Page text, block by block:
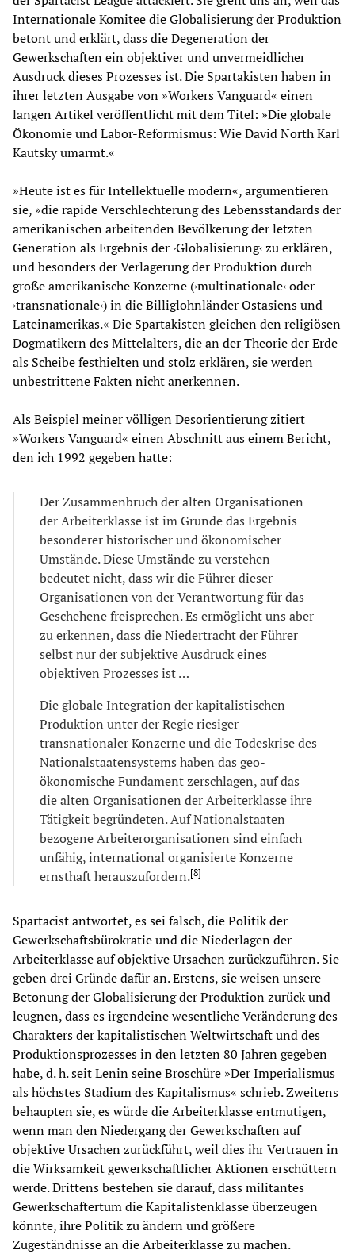
Internationale Komitee die Globalisierung der Produktion
betont und erklärt, dass die Degeneration der
Gewerkschaften ein objektiver und unvermeidlicher
Ausdruck dieses Prozesses ist. Die Spartakisten haben in
ihrer letzten Ausgabe von »Workers Vanguard« einen
langen Artikel veröffentlicht mit dem Titel: »Die globale
Ökonomie und Labor-Reformismus: Wie David North Karl
Kautsky umarmt.«
»Heute ist es für Intellektuelle modern«, argumentieren
sie, »die rapide Verschlechterung des Lebensstandards der
amerikanischen arbeitenden Bevölkerung der letzten
Generation als Ergebnis der ›Globalisierung‹ zu erklären,
und besonders der Verlagerung der Produktion durch
große amerikanische Konzerne (›multinationale‹ oder
›transnationale‹) in die Billiglohnländer Ostasiens und
Lateinamerikas.« Die Spartakisten gleichen den religiösen
Dogmatikern des Mittelalters, die an der Theorie der Erde
als Scheibe festhielten und stolz erklären, sie werden
unbestrittene Fakten nicht anerkennen.
Als Beispiel meiner völligen Desorientierung zitiert
»Workers Vanguard« einen Abschnitt aus einem Bericht,
den ich 1992 gegeben hatte:
Der Zusammenbruch der alten Organisationen
der Arbeiterklasse ist im Grunde das Ergebnis
besonderer historischer und ökonomischer
Umstände. Diese Umstände zu verstehen
bedeutet nicht, dass wir die Führer dieser
Organisationen von der Verantwortung für das
Geschehene freisprechen. Es ermöglicht uns aber
zu erkennen, dass die Niedertracht der Führer
selbst nur der subjektive Ausdruck eines
objektiven Prozesses ist …
Die globale Integration der kapitalistischen
Produktion unter der Regie riesiger
transnationaler Konzerne und die Todeskrise des
Nationalstaatensystems haben das geo-
ökonomische Fundament zerschlagen, auf das
die alten Organisationen der Arbeiterklasse ihre
Tätigkeit begründeten. Auf Nationalstaaten
bezogene Arbeiterorganisationen sind einfach
unfähig, international organisierte Konzerne
ernsthaft herauszufordern.[8]
Spartacist antwortet, es sei falsch, die Politik der
Gewerkschaftsbürokratie und die Niederlagen der
Arbeiterklasse auf objektive Ursachen zurückzuführen. Sie
geben drei Gründe dafür an. Erstens, sie weisen unsere
Betonung der Globalisierung der Produktion zurück und
leugnen, dass es irgendeine wesentliche Veränderung des
Charakters der kapitalistischen Weltwirtschaft und des
Produktionsprozesses in den letzten 80 Jahren gegeben
habe, d. h. seit Lenin seine Broschüre »Der Imperialismus
als höchstes Stadium des Kapitalismus« schrieb. Zweitens
behaupten sie, es würde die Arbeiterklasse entmutigen,
wenn man den Niedergang der Gewerkschaften auf
objektive Ursachen zurückführt, weil dies ihr Vertrauen in
die Wirksamkeit gewerkschaftlicher Aktionen erschüttern
werde. Drittens bestehen sie darauf, dass militantes
Gewerkschaftertum die Kapitalistenklasse überzeugen
könnte, ihre Politik zu ändern und größere
Zugeständnisse an die Arbeiterklasse zu machen.